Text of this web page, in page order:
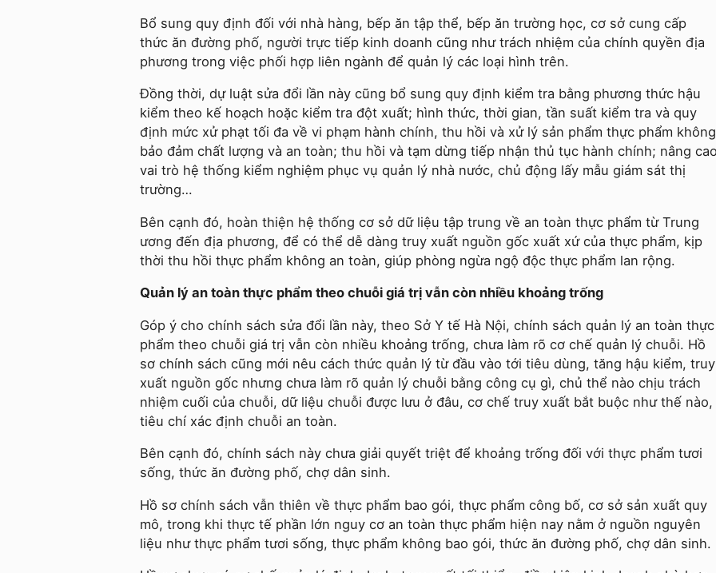
Bổ sung quy định đối với nhà hàng, bếp ăn tập thể, bếp ăn trường học, cơ sở cung cấp
thức ăn đường phố, người trực tiếp kinh doanh cũng như trách nhiệm của chính quyền địa
phương trong việc phối hợp liên ngành để quản lý các loại hình trên.
Đồng thời, dự luật sửa đổi lần này cũng bổ sung quy định kiểm tra bằng phương thức hậu
kiểm theo kế hoạch hoặc kiểm tra đột xuất; hình thức, thời gian, tần suất kiểm tra và quy
định mức xử phạt tối đa về vi phạm hành chính, thu hồi và xử lý sản phẩm thực phẩm không
bảo đảm chất lượng và an toàn; thu hồi và tạm dừng tiếp nhận thủ tục hành chính; nâng
vai trò hệ thống kiểm nghiệm phục vụ quản lý nhà nước, chủ động lấy mẫu giám sát thị
trường…
Bên cạnh đó, hoàn thiện hệ thống cơ sở dữ liệu tập trung về an toàn thực phẩm từ Trung
ương đến địa phương, để có thể dễ dàng truy xuất nguồn gốc xuất xứ của thực phẩm, kịp
thời thu hồi thực phẩm không an toàn, giúp phòng ngừa ngộ độc thực phẩm lan rộng.
Quản lý an toàn thực phẩm theo chuỗi giá trị vẫn còn nhiều khoảng trống
Góp ý cho chính sách sửa đổi lần này, theo Sở Y tế Hà Nội, chính sách quản lý an toàn thực
phẩm theo chuỗi giá trị vẫn còn nhiều khoảng trống, chưa làm rõ cơ chế quản lý chuỗi. Hồ
sơ chính sách cũng mới nêu cách thức quản lý từ đầu vào tới tiêu dùng, tăng hậu kiểm, truy
xuất nguồn gốc nhưng chưa làm rõ quản lý chuỗi bằng công cụ gì, chủ thể nào chịu trách
nhiệm cuối của chuỗi, dữ liệu chuỗi được lưu ở đâu, cơ chế truy xuất bắt buộc như thế nào,
tiêu chí xác định chuỗi an toàn.
Bên cạnh đó, chính sách này chưa giải quyết triệt để khoảng trống đối với thực phẩm tươi
sống, thức ăn đường phố, chợ dân sinh.
Hồ sơ chính sách vẫn thiên về thực phẩm bao gói, thực phẩm công bố, cơ sở sản xuất quy
mô, trong khi thực tế phần lớn nguy cơ an toàn thực phẩm hiện nay nằm ở nguồn nguyên
liệu như thực phẩm tươi sống, thực phẩm không bao gói, thức ăn đường phố, chợ dân sinh.